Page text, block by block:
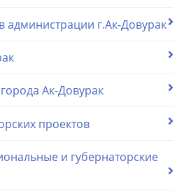
г.Ак-Довурак
Ак-Довурак
проектов
и губернаторские